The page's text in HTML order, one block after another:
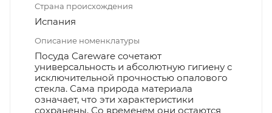
Страна происхождения
Испания
Описание номенклатуры
Посуда Careware сочетают
универсальность и абсолютную гигиену с
исключительной прочностью опалового
стекла. Сама природа материала
означает, что эти характеристики
сохранены. Со временем они остаются